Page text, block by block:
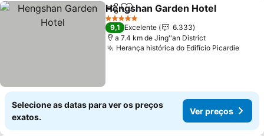
PartilharAdicionar aos favoritos
Hengshan Garden Hotel
5 Estrelas
9,1 Excelente
6.333
a 7.4 km de Jing''an District
Herança histórica do Edifício PicardieVer
Selecione as datas para ver os preços
exatos.
Ver preços